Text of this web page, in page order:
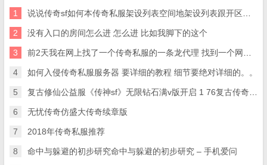
1 说说传奇sf如何本传奇私服架设列表空间地架设列表跟开区网站
2 没有入口的房间怎么进 怎么进 比如我脚下的这个
3 前2天我在网上找了一个传奇私服的一条龙代理 找到一个网站。传奇一条龙 但是被骗了 1900元
4 如何入侵传奇私服服务器 要详细的教程 细节要绝对详细的。。
5 复古修仙公益服《传神sf》无限钻石满v版开启 1 76复古传奇SF 超变 满V 无限元宝服 300 爆神
6 无忧传奇仿盛大传奇续章版
7 2018年传奇私服推荐
8 命中与躲避的初步研究命中与躲避的初步研究 – 手机爱问